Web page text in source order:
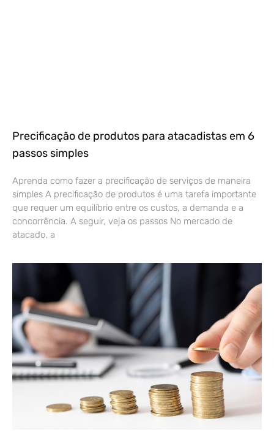
Precificação de produtos para atacadistas em 6
passos simples
Aprenda como fazer a precificação de serviços de maneira
simples A precificação de produtos é uma tarefa importante
que requer um equilíbrio entre os custos, a demanda e a
concorrência. A seguir, veja os passos No mercado de
atacado, a